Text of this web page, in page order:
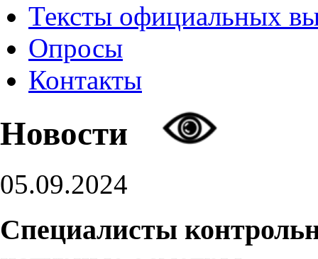
Тексты официальных
Опросы
Контакты
Новости
05.09.2024
Специалисты